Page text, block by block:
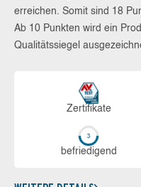
erreichen. Somit sind 18
Ab 10 Punkten wird ein
Qualitätssiegel
Zerti­fikate
be­frie­di­gend